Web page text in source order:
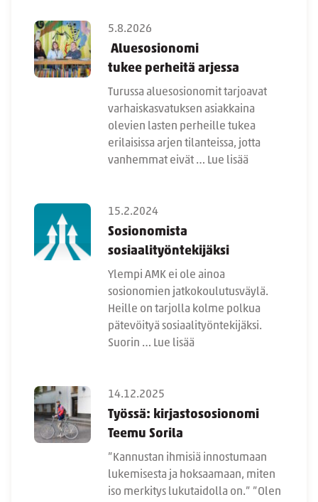
5.8.2026
Aluesosionomi
tukee perheitä arjessa
Turussa aluesosionomit tarjoavat
varhaiskasvatuksen asiakkaina
olevien lasten perheille tukea
erilaisissa arjen tilanteissa, jotta
vanhemmat eivät … Lue lisää
15.2.2024
Sosionomista
sosiaalityöntekijäksi
Ylempi AMK ei ole ainoa
sosionomien jatkokoulutusväylä.
Heille on tarjolla kolme polkua
pätevöityä sosiaalityöntekijäksi.
Suorin … Lue lisää
14.12.2025
Työssä: kirjastososionomi
Teemu Sorila
”Kannustan ihmisiä innostumaan
lukemisesta ja hoksaamaan, miten
iso merkitys lukutaidolla on.” ”Olen